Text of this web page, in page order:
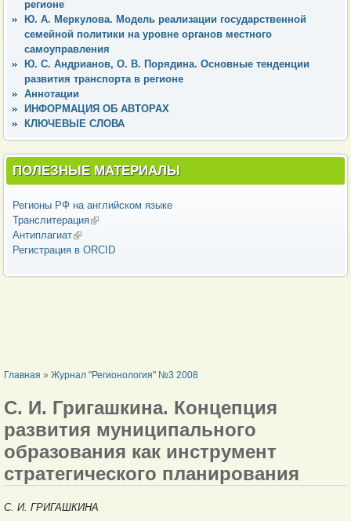
регионе
Ю. А. Меркулова. Модель реализации государственной
семейной политики на уровне органов местного
самоуправления
Ю. С. Андрианов, О. В. Порядина. Основные тенденции
развития транспорта в регионе
Аннотации
ИНФОРМАЦИЯ ОБ АВТОРАХ
КЛЮЧЕВЫЕ СЛОВА
ПОЛЕЗНЫЕ МАТЕРИАЛЫ
Регионы РФ на английском языке
Транслитерация(внешняя ссылка)
Антиплагиат(внешняя ссылка)
Регистрация в ORCID
ВЫ ЗДЕСЬ
Главная » Журнал "Регионология" №3 2008
С. И. Григашкина. Концепция
развития муниципального
образования как инструмент
стратегического планирования
С. И. ГРИГАШКИНА